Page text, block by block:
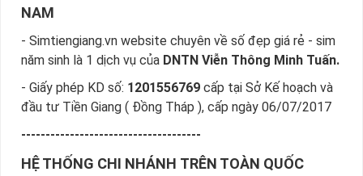
NAM
- Simtiengiang.vn website chuyên về số đẹp giá rẻ - sim
năm sinh là 1 dịch vụ của DNTN Viễn Thông Minh Tuấn.
- Giấy phép KD số: 1201556769 cấp tại Sở Kế hoạch và
đầu tư Tiền Giang ( Đồng Tháp ), cấp ngày 06/07/2017
-------------------------------------
HỆ THỐNG CHI NHÁNH TRÊN TOÀN QUỐC